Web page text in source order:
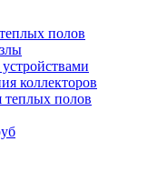
полов
коллекторов
полов